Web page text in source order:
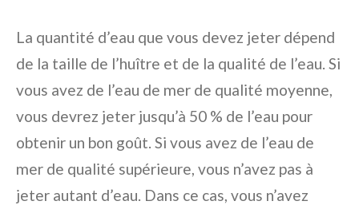
La quantité d’eau que vous devez jeter dépend
de la taille de l’huître et de la qualité de l’eau. Si
vous avez de l’eau de mer de qualité moyenne,
vous devrez jeter jusqu’à 50 % de l’eau pour
obtenir un bon goût. Si vous avez de l’eau de
mer de qualité supérieure, vous n’avez pas à
jeter autant d’eau. Dans ce cas, vous n’avez